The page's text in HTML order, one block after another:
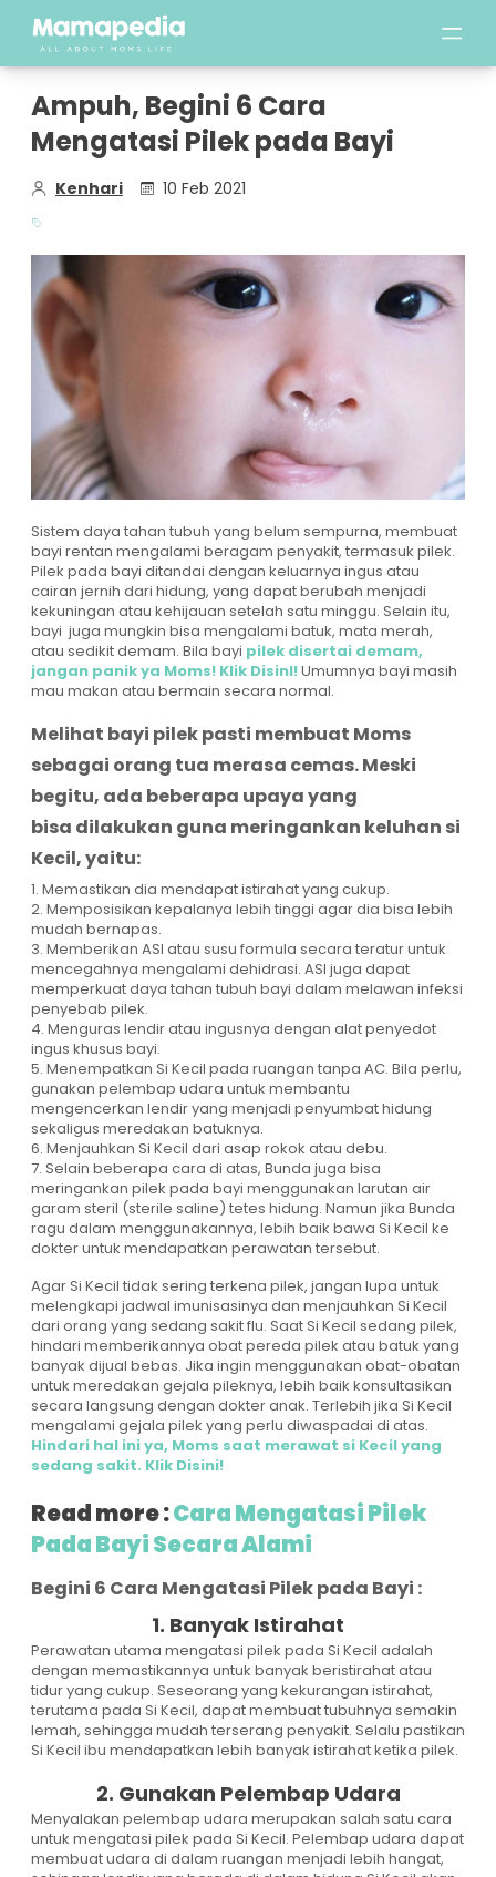
Ampuh, Begini 6 Cara
Mengatasi Pilek pada Bayi
Kenhari 10 Feb 2021
Sistem daya tahan tubuh yang belum sempurna, membuat
bayi rentan mengalami beragam penyakit, termasuk pilek.
Pilek pada bayi ditandai dengan keluarnya ingus atau
cairan jernih dari hidung, yang dapat berubah menjadi
kekuningan atau kehijauan setelah satu minggu. Selain itu,
bayi juga mungkin bisa mengalami batuk, mata merah,
atau sedikit demam. Bila bayi pilek disertai demam,
jangan panik ya Moms! Klik DisinI!Umumnya bayi masih
mau makan atau bermain secara normal.
Melihat bayi pilek pasti membuat Moms
sebagai orang tua merasa cemas. Meski
begitu, ada beberapa upaya yang
bisa dilakukan guna meringankan keluhan si
Kecil, yaitu:
1. Memastikan dia mendapat istirahat yang cukup.
2. Memposisikan kepalanya lebih tinggi agar dia bisa lebih
mudah bernapas.
3. Memberikan ASI atau susu formula secara teratur untuk
mencegahnya mengalami dehidrasi. ASI juga dapat
memperkuat daya tahan tubuh bayi dalam melawan infeksi
penyebab pilek.
4. Menguras lendir atau ingusnya dengan alat penyedot
ingus khusus bayi.
5. Menempatkan Si Kecil pada ruangan tanpa AC. Bila perlu,
gunakan pelembap udara untuk membantu
mengencerkan lendir yang menjadi penyumbat hidung
sekaligus meredakan batuknya.
6. Menjauhkan Si Kecil dari asap rokok atau debu.
7. Selain beberapa cara di atas, Bunda juga bisa
meringankan pilek pada bayi menggunakan larutan air
garam steril (sterile saline) tetes hidung. Namun jika Bunda
ragu dalam menggunakannya, lebih baik bawa Si Kecil ke
dokter untuk mendapatkan perawatan tersebut.
Agar Si Kecil tidak sering terkena pilek, jangan lupa untuk
melengkapi jadwal imunisasinya dan menjauhkan Si Kecil
dari orang yang sedang sakit flu. Saat Si Kecil sedang pilek,
hindari memberikannya obat pereda pilek atau batuk yang
banyak dijual bebas. Jika ingin menggunakan obat-obatan
untuk meredakan gejala pileknya, lebih baik konsultasikan
secara langsung dengan dokter anak. Terlebih jika Si Kecil
mengalami gejala pilek yang perlu diwaspadai di atas.
Hindari hal ini ya, Moms saat merawat si Kecil yang
sedang sakit. Klik Disini!
Read more :Cara Mengatasi Pilek
Pada Bayi Secara Alami
Begini 6 Cara Mengatasi Pilek pada Bayi :
1. Banyak Istirahat
Perawatan utama mengatasi pilek pada Si Kecil adalah
dengan memastikannya untuk banyak beristirahat atau
tidur yang cukup. Seseorang yang kekurangan istirahat,
terutama pada Si Kecil, dapat membuat tubuhnya semakin
lemah, sehingga mudah terserang penyakit. Selalu pastikan
Si Kecil ibu mendapatkan lebih banyak istirahat ketika pilek.
2. Gunakan Pelembap Udara
Menyalakan pelembap udara merupakan salah satu cara
untuk mengatasi pilek pada Si Kecil. Pelembap udara dapat
membuat udara di dalam ruangan menjadi lebih hangat,